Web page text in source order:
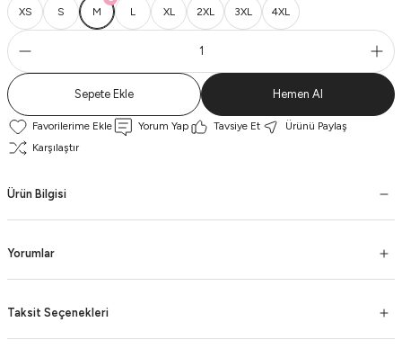
XS S M L XL 2XL 3XL 4XL
Sepete Ekle Hemen Al
Yorum Yap Tavsiye Et
Ürünü Paylaş
Karşılaştır
Ürün Bilgisi
Yorumlar
Taksit Seçenekleri